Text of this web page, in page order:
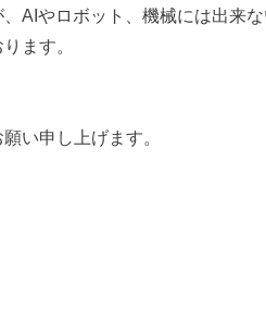
AIやロボット、機械には出来
ます。
い申し上げます。